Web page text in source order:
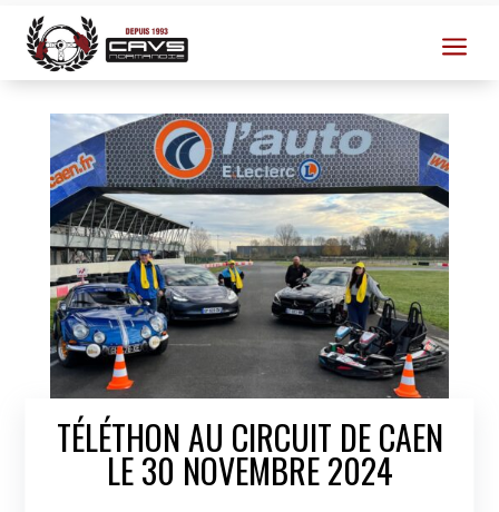
a
TÉLÉTHON AU CIRCUIT DE CAEN
LE 30 NOVEMBRE 2024